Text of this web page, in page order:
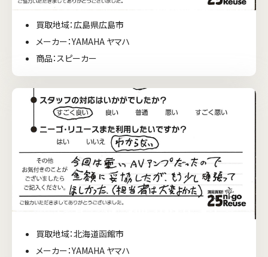
買取地域：広島県広島市
メーカー：YAMAHA ヤマハ
商品：スピーカー
買取地域：北海道函館市
メーカー：YAMAHA ヤマハ